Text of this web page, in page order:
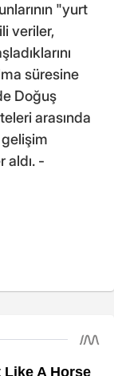
"yurt
veriler,
süresine
Doğuş
arasında
aldı. -